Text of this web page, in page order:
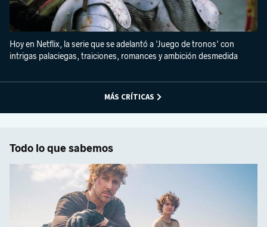
Hoy en Netflix, la serie que se adelantó a 'Juego de tronos' con
intrigas palaciegas, traiciones, romances y ambición desmedida
MÁS CRÍTICAS
Todo lo que sabemos